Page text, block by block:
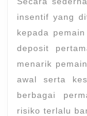
insentif yang
kepada
deposit
menarik
awal serta
berbagai
risiko terlalu